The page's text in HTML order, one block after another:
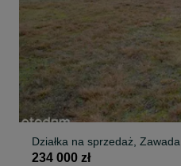
Działka na sprzedaż, Zawada
234 000 zł